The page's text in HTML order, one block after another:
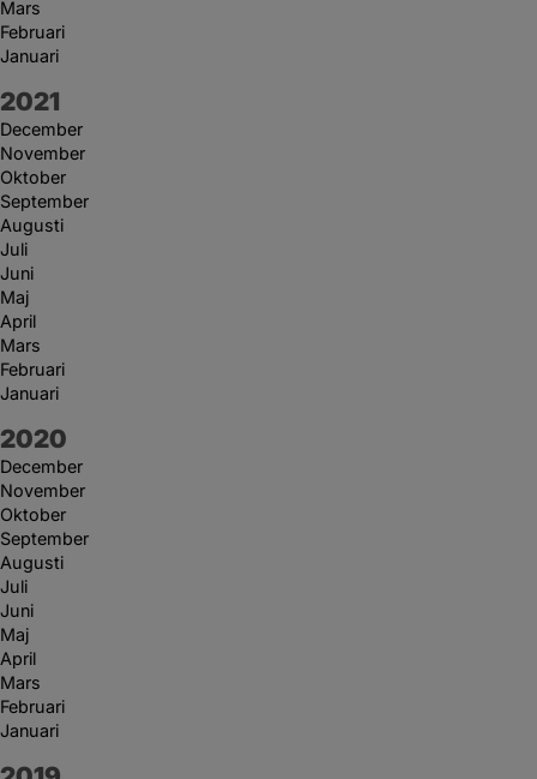
Mars
Februari
Januari
År:
2021
December
November
Oktober
September
Augusti
Juli
Juni
Maj
April
Mars
Februari
Januari
År:
2020
December
November
Oktober
September
Augusti
Juli
Juni
Maj
April
Mars
Februari
Januari